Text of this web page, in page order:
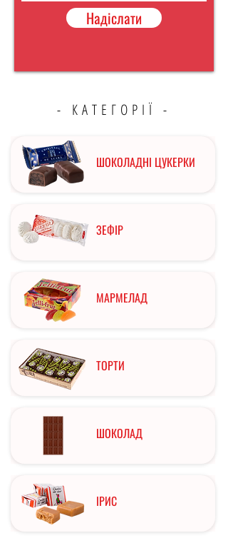
Надіслати
- КАТЕГОРІЇ -
ШОКОЛАДНІ ЦУКЕРКИ
ЗЕФІР
МАРМЕЛАД
ТОРТИ
ШОКОЛАД
ІРИС